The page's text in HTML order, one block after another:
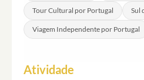
Tour Cultural por Portugal Sul
Viagem Independente por Portugal
Atividade